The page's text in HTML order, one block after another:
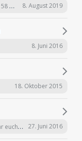
Offenbarung 23 - Die nächsten Folgen (Nr. 58 bis X) 8. August 2019
8. Juni 2016
18. Oktober 2015
Welche Verschwörungstheorien wünscht ihr euch noch in der Serie "Offenbarung 23"? 27. Juni 2016